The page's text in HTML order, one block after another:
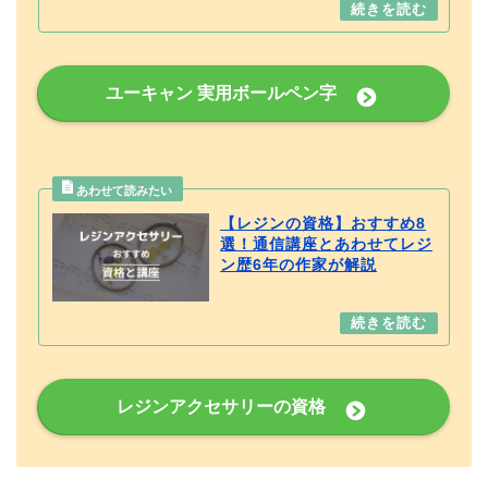
ユーキャン 実用ボールペン字
【レジンの資格】おすすめ8
選！通信講座とあわせてレジ
ン歴6年の作家が解説
レジンアクセサリーの資格